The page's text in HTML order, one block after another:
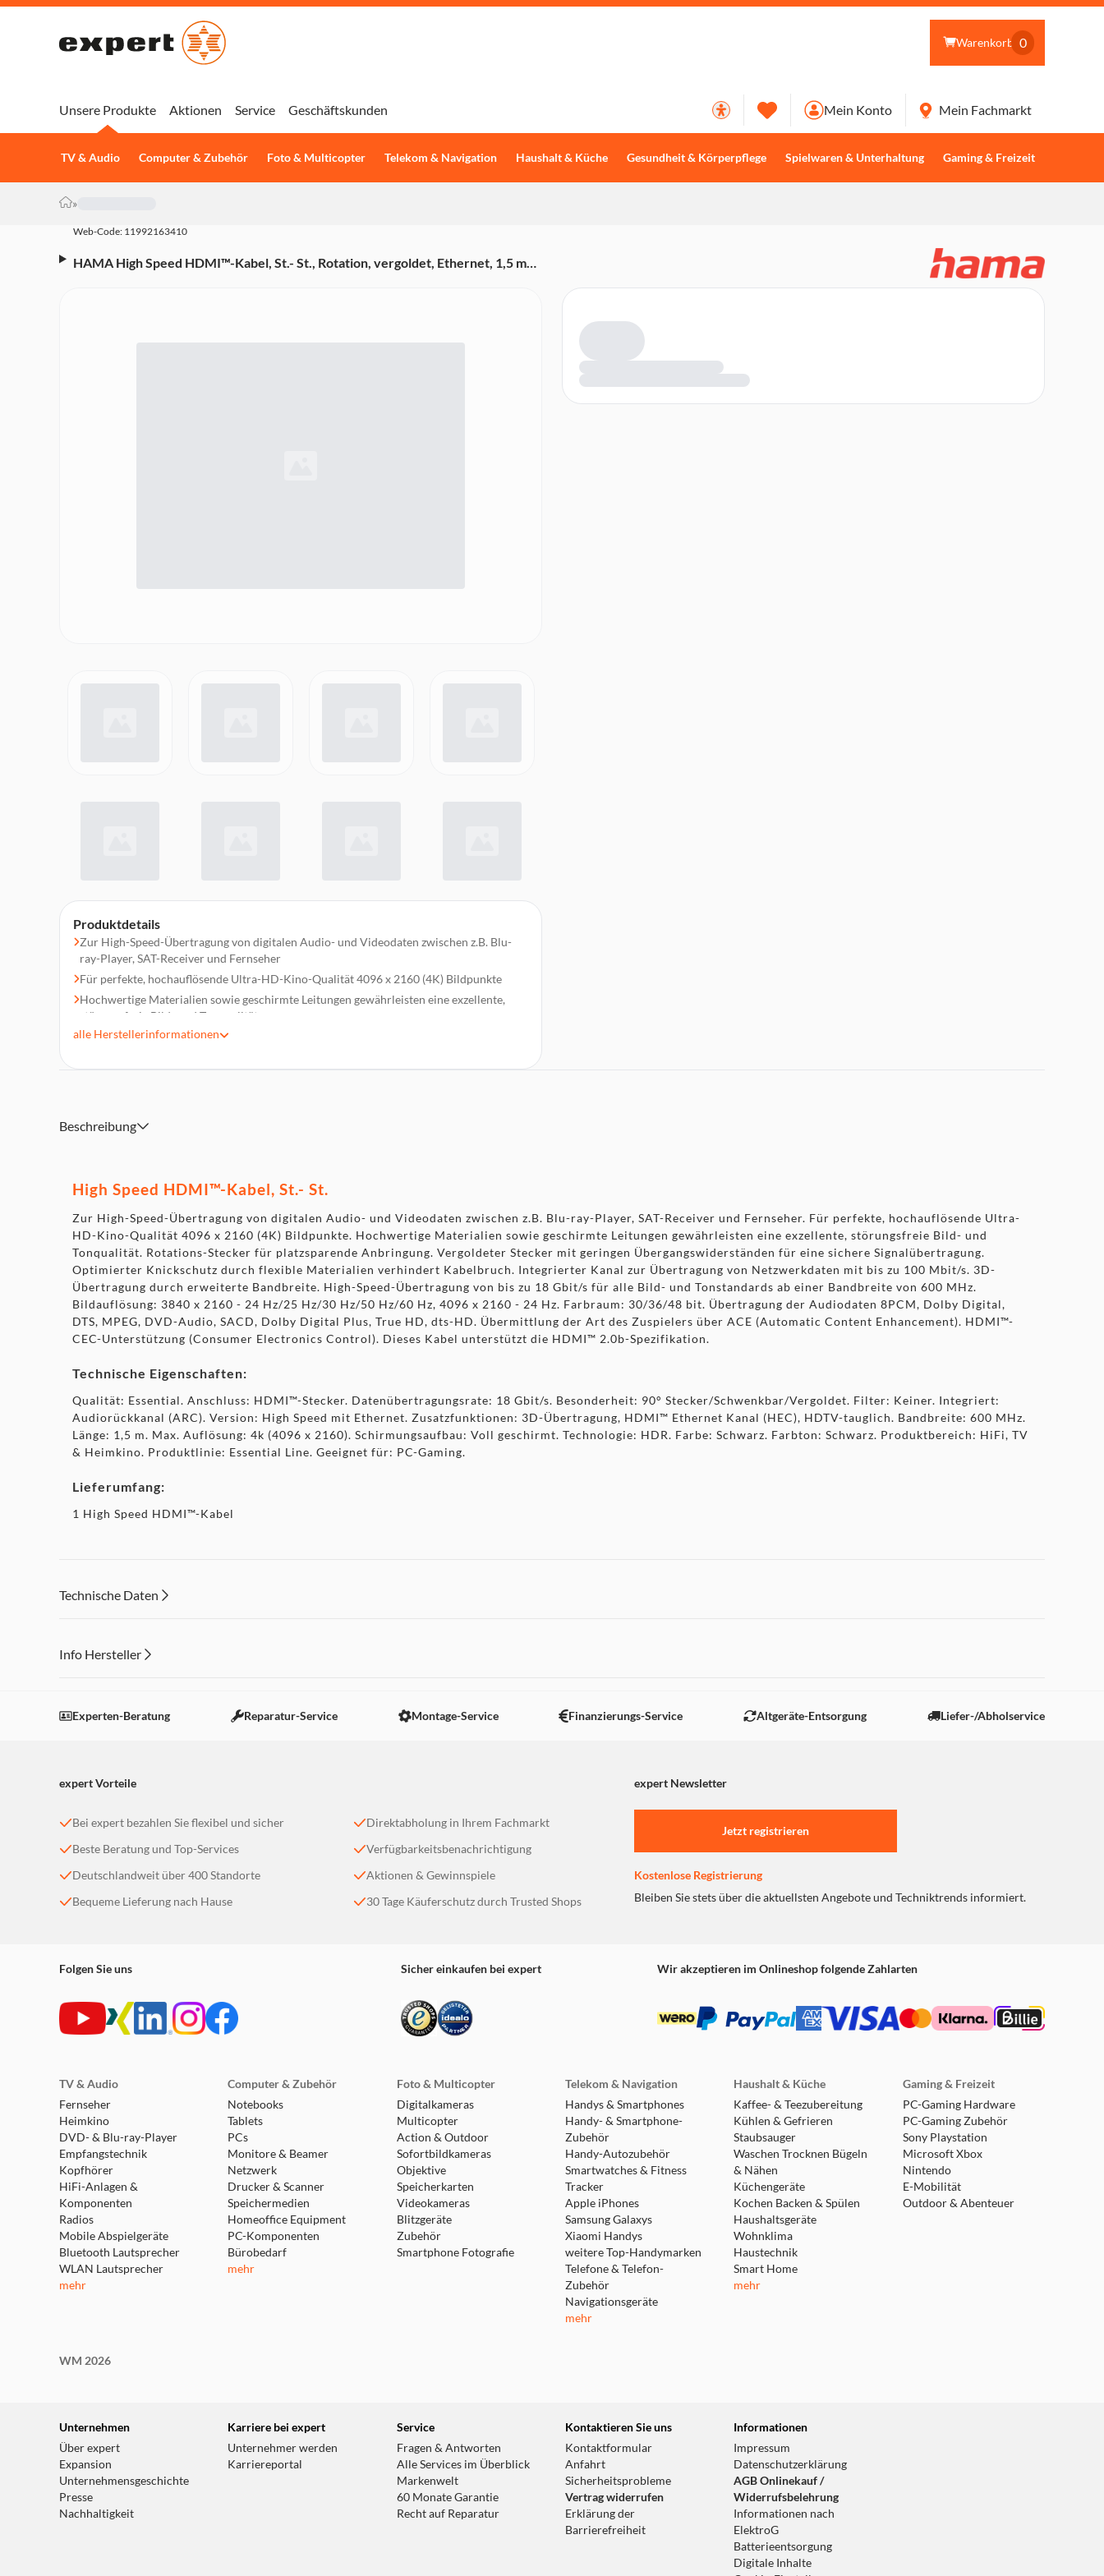
Warenkorb 0
Unsere Produkte
TV & Audio Computer & Zubehör Foto & Multicopter Telekom & Navigation Haushalt & Küche Gesundheit & Körperpflege Spielwaren & Unterhaltung Gaming & Freizeit
Aktionen Service Geschäftskunden Mein Konto Mein Fachmarkt
»
Web-Code: 11992163410
HAMA High Speed HDMI™-Kabel, St.- St., Rotation, vergoldet, Ethernet, 1,5 m
Produktdetails
Zur High-Speed-Übertragung von digitalen Audio- und Videodaten zwischen z.B. Blu-
ray-Player, SAT-Receiver und Fernseher
Für perfekte, hochauflösende Ultra-HD-Kino-Qualität 4096 x 2160 (4K) Bildpunkte
Hochwertige Materialien sowie geschirmte Leitungen gewährleisten eine exzellente,
störungsfreie Bild- und Tonqualität
Rotations-Stecker für platzsparende Anbringung
Signalübertragung
alle Herstellerinformationen
Beschreibung
High Speed HDMI™-Kabel, St.- St.
Zur High-Speed-Übertragung von digitalen Audio- und Videodaten zwischen z.B. Blu-ray-Player, SAT-Receiver und Fernseher. Für perfekte, hochauflösende Ultra-
HD-Kino-Qualität 4096 x 2160 (4K) Bildpunkte. Hochwertige Materialien sowie geschirmte Leitungen gewährleisten eine exzellente, störungsfreie Bild- und
Tonqualität. Rotations-Stecker für platzsparende Anbringung. Vergoldeter Stecker mit geringen Übergangswiderständen für eine sichere Signalübertragung.
Optimierter Knickschutz durch flexible Materialien verhindert Kabelbruch. Integrierter Kanal zur Übertragung von Netzwerkdaten mit bis zu 100 Mbit/s. 3D-
Übertragung durch erweiterte Bandbreite. High-Speed-Übertragung von bis zu 18 Gbit/s für alle Bild- und Tonstandards ab einer Bandbreite von 600 MHz.
Bildauflösung: 3840 x 2160 - 24 Hz/25 Hz/30 Hz/50 Hz/60 Hz, 4096 x 2160 - 24 Hz. Farbraum: 30/36/48 bit. Übertragung der Audiodaten 8PCM, Dolby Digital,
DTS, MPEG, DVD-Audio, SACD, Dolby Digital Plus, True HD, dts-HD. Übermittlung der Art des Zuspielers über ACE (Automatic Content Enhancement). HDMI™-
CEC-Unterstützung (Consumer Electronics Control). Dieses Kabel unterstützt die HDMI™ 2.0b-Spezifikation.
Technische Eigenschaften:
Qualität: Essential. Anschluss: HDMI™-Stecker. Datenübertragungsrate: 18 Gbit/s. Besonderheit: 90° Stecker/Schwenkbar/Vergoldet. Filter: Keiner. Integriert:
Audiorückkanal (ARC). Version: High Speed mit Ethernet. Zusatzfunktionen: 3D-Übertragung, HDMI™ Ethernet Kanal (HEC), HDTV-tauglich. Bandbreite: 600 MHz.
Länge: 1,5 m. Max. Auflösung: 4k (4096 x 2160). Schirmungsaufbau: Voll geschirmt. Technologie: HDR. Farbe: Schwarz. Farbton: Schwarz. Produktbereich: HiFi, TV
& Heimkino. Produktlinie: Essential Line. Geeignet für: PC-Gaming.
Lieferumfang:
1 High Speed HDMI™-Kabel
Technische Daten
Info Hersteller
Einstellungen anpassen
Experten-Beratung Reparatur-Service Montage-Service Finanzierungs-Service Altgeräte-Entsorgung Liefer-/Abholservice
expert Vorteile expert Newsletter
Bei expert bezahlen Sie flexibel und sicher
Beste Beratung und Top-Services
Deutschlandweit über 400 Standorte
Bequeme Lieferung nach Hause
Direktabholung in Ihrem Fachmarkt
Verfügbarkeitsbenachrichtigung
Aktionen & Gewinnspiele
30 Tage Käuferschutz durch Trusted Shops
Jetzt registrieren
Kostenlose Registrierung
Bleiben Sie stets über die aktuellsten Angebote und Techniktrends informiert.
Folgen Sie uns Sicher einkaufen bei expert Wir akzeptieren im Onlineshop folgende Zahlarten
TV & Audio
Fernseher
Heimkino
DVD- & Blu-ray-Player
Empfangstechnik
Kopfhörer
HiFi-Anlagen &
Komponenten
Radios
Mobile Abspielgeräte
Bluetooth Lautsprecher
WLAN Lautsprecher
mehr
Computer & Zubehör
Notebooks
Tablets
PCs
Monitore & Beamer
Netzwerk
Drucker & Scanner
Speichermedien
Homeoffice Equipment
PC-Komponenten
Bürobedarf
mehr
Foto & Multicopter
Digitalkameras
Multicopter
Action & Outdoor
Sofortbildkameras
Objektive
Speicherkarten
Videokameras
Blitzgeräte
Zubehör
Smartphone Fotografie
Telekom & Navigation
Handys & Smartphones
Handy- & Smartphone-
Zubehör
Handy-Autozubehör
Smartwatches & Fitness
Tracker
Apple iPhones
Samsung Galaxys
Xiaomi Handys
weitere Top-Handymarken
Telefone & Telefon-
Zubehör
Navigationsgeräte
mehr
Haushalt & Küche
Kaffee- & Teezubereitung
Kühlen & Gefrieren
Staubsauger
Waschen Trocknen Bügeln
& Nähen
Küchengeräte
Kochen Backen & Spülen
Haushaltsgeräte
Wohnklima
Haustechnik
Smart Home
mehr
Gaming & Freizeit
PC-Gaming Hardware
PC-Gaming Zubehör
Sony Playstation
Microsoft Xbox
Nintendo
E-Mobilität
Outdoor & Abenteuer
WM 2026
Unternehmen
Über expert
Expansion
Unternehmensgeschichte
Presse
Nachhaltigkeit
Karriere bei expert
Unternehmer werden
Karriereportal
Service
Fragen & Antworten
Alle Services im Überblick
Markenwelt
60 Monate Garantie
Recht auf Reparatur
Kontaktieren Sie uns
Kontaktformular
Anfahrt
Sicherheitsprobleme
Vertrag widerrufen
Erklärung der
Barrierefreiheit
Informationen
Impressum
Datenschutzerklärung
AGB Onlinekauf /
Widerrufsbelehrung
Informationen nach
ElektroG
Batterieentsorgung
Digitale Inhalte